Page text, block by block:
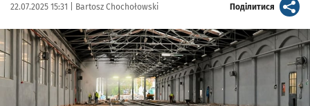
Data publikacji:
22.07.2025 15:31 | Autor:
Bartosz Chochołowski Поділитися artykuł
Kliknij, aby powiększyć